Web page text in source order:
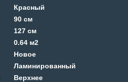
Красный
90 см
127 см
0.64 м2
Новое
Ламинированный
Верхнее